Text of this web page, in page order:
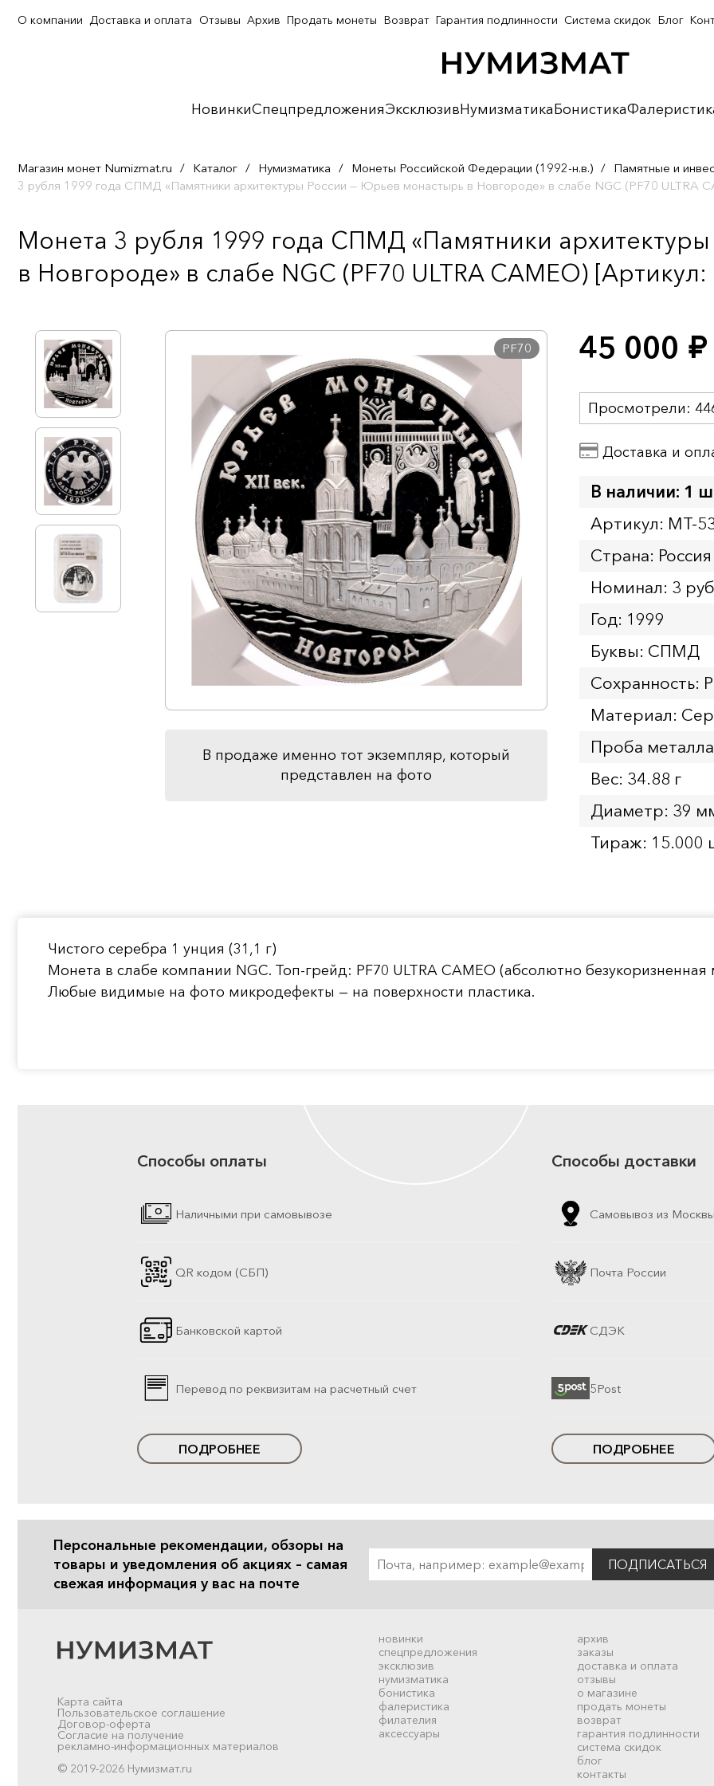
НовинкиСпецпредложенияЭксклюзивНумизматикаБонистика
О компании Доставка и оплата Отзывы Архив Продать монеты Возврат Гарантия подлинности Система скидок Блог
Магазин монет Numizmat.ru / Каталог / Нумизматика / Монеты Российской Федерации (1992-н.в.) / Памятные и
3 рубля 1999 года СПМД «Памятники архитектуры России — Юрьев монастырь в Новгороде» в слабе NGC (PF70 ULTRA
Монета 3 рубля 1999 года СПМД «Памятники
в Новгороде» в слабе NGC (PF70 ULTRA CAMEO) [Артикул:
PF70
В продаже именно тот экземпляр, который
представлен на фото
45 000 руб.
Просмотрели:
Доставка и
В наличии: 1
Артикул: MT-
Страна: Россия
Номинал: 3
Год: 1999
Буквы: СПМД
Сохранность:
Материал:
Проба
Вес: 34.88 г
Диаметр: 39
Тираж: 15.000
Чистого серебра 1 унция (31,1 г)
Монета в слабе компании NGC. Топ-грейд: PF70 ULTRA CAMEO (абсолютно безукоризненная
Любые видимые на фото микродефекты — на поверхности пластика.
Способы оплаты
Наличными при самовывозе
QR кодом (СБП)
Банковской картой
Перевод по реквизитам на расчетный счет
ПОДРОБНЕЕ
Способы доставки
Самовывоз из
Почта России
СДЭК
5Post
ПОДРОБНЕЕ
Персональные рекомендации, обзоры на
товары и уведомления об акциях – самая
свежая информация у вас на почте
ПОДПИСАТЬСЯ
новинки
спецпредложения
эксклюзив
нумизматика
бонистика
фалеристика
филателия
аксессуары
архив
заказы
доставка и оплата
отзывы
о магазине
продать монеты
возврат
гарантия подлинности
система скидок
блог
контакты
Карта сайта
Пользовательское соглашение
Договор-оферта
Согласие на получение
рекламно-информационных материалов
© 2019-2026 Нумизмат.ru